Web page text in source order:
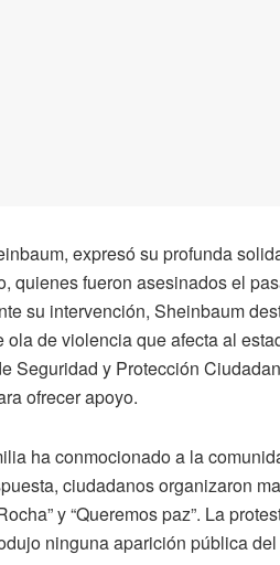
expresó su profunda
quienes fueron asesinados el
su intervención, Sheinbaum
de violencia que afecta al
Seguridad y Protección
ofrecer apoyo.
ha conmocionado a la
ciudadanos organizaron
y “Queremos paz”. La
ninguna aparición pública